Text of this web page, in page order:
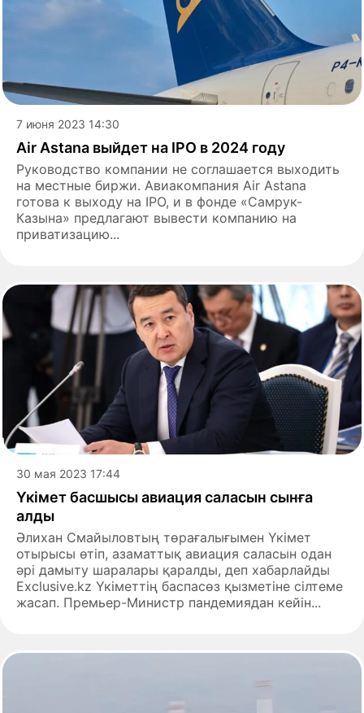
7 июня 2023 14:30
Air Astana выйдет на IPO в 2024 году
Руководство компании не соглашается выходить
на местные биржи. Авиакомпания Air Astana
готова к выходу на IPO, и в фонде «Самрук-
Казына» предлагают вывести компанию на
приватизацию...
30 мая 2023 17:44
Үкімет басшысы авиация саласын сынға
алды
Әлихан Смайыловтың төрағалығымен Үкімет
отырысы өтіп, азаматтық авиация саласын одан
әрі дамыту шаралары қаралды, деп хабарлайды
Exclusive.kz Үкіметтің баспасөз қызметіне сілтеме
жасап. Премьер-Министр пандемиядан кейін...